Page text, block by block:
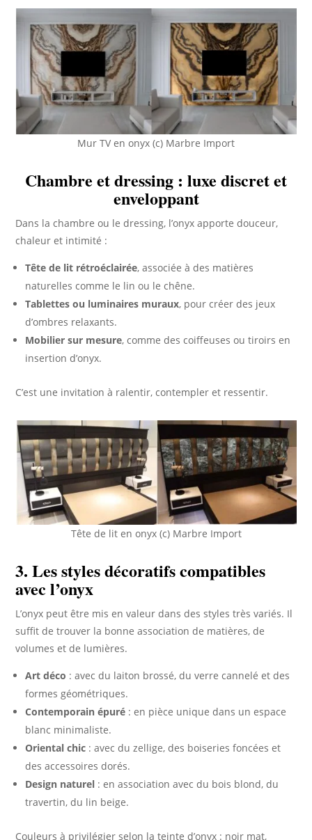
Mur TV en onyx (c) Marbre Import
Chambre et dressing : luxe discret et
enveloppant
Dans la chambre ou le dressing, l’onyx apporte douceur,
chaleur et intimité :
Tête de lit rétroéclairée, associée à des matières
naturelles comme le lin ou le chêne.
Tablettes ou luminaires muraux, pour créer des jeux
d’ombres relaxants.
Mobilier sur mesure, comme des coiffeuses ou tiroirs en
insertion d’onyx.
C’est une invitation à ralentir, contempler et ressentir.
Tête de lit en onyx (c) Marbre Import
3. Les styles décoratifs compatibles
avec l’onyx
L’onyx peut être mis en valeur dans des styles très variés. Il
suffit de trouver la bonne association de matières, de
volumes et de lumières.
Art déco : avec du laiton brossé, du verre cannelé et des
formes géométriques.
Contemporain épuré : en pièce unique dans un espace
blanc minimaliste.
Oriental chic : avec du zellige, des boiseries foncées et
des accessoires dorés.
Design naturel : en association avec du bois blond, du
travertin, du lin beige.
Couleurs à privilégier selon la teinte d’onyx : noir mat,